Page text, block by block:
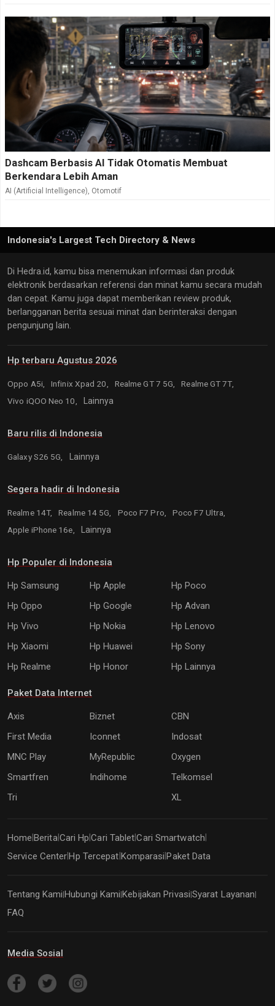
Dashcam Berbasis AI Tidak Otomatis Membuat
Berkendara Lebih Aman
AI (Artificial Intelligence) Otomotif
Indonesia's Largest Tech Directory & News
Di Hedra.id, kamu bisa menemukan informasi dan produk
elektronik berdasarkan referensi dan minat kamu secara mudah
dan cepat. Kamu juga dapat memberikan review produk,
berlangganan berita sesuai minat dan berinteraksi dengan
pengunjung lain.
Hp terbaru Agustus 2026
Oppo A5i, Infinix Xpad 20, Realme GT 7 5G,
Realme GT 7T,
Vivo iQOO Neo 10,
Lainnya
Baru rilis di Indonesia
Galaxy S26 5G, Lainnya
Segera hadir di Indonesia
Realme 14T, Realme 14 5G, Poco F7 Pro,
Poco F7 Ultra,
Apple iPhone 16e,
Lainnya
Hp Populer di Indonesia
Hp Samsung Hp Apple
Hp Poco
Hp Oppo
Hp Google
Hp Advan
Hp Vivo
Hp Nokia
Hp Lenovo
Hp Xiaomi
Hp Huawei
Hp Sony
Hp Realme
Hp Honor Hp Lainnya
Paket Data Internet
Axis Biznet
CBN
First Media
Iconnet
Indosat
MNC Play
MyRepublic
Oxygen
Smartfren
Indihome
Telkomsel
Tri
XL
Home BeritaCari Hp |Cari Tablet|Cari Smartwatch
Service Center|Hp Tercepat Komparasi |Paket Data
Tentang Kami|Hubungi Kami|Kebijakan Privasi|Syarat Layanan|
FAQ
Media Sosial